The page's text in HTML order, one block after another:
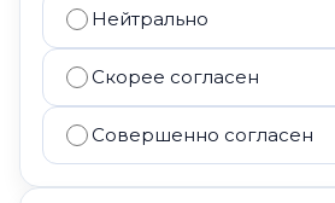
Нейтрально
Скорее согласен
Совершенно согласен